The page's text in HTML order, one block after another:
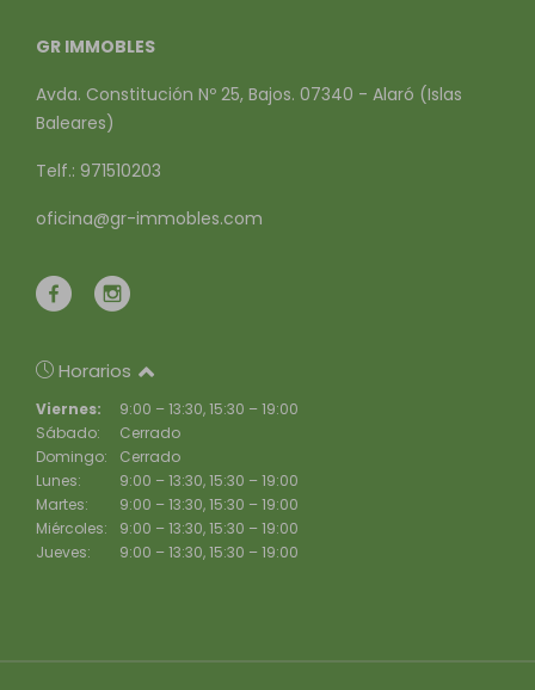
GR IMMOBLES
Avda. Constitución Nº 25, Bajos. 07340 - Alaró (Islas
Baleares)
Telf.: 971510203
oficina@gr-immobles.com
Horarios
Viernes:
9:00 – 13:30, 15:30 – 19:00
Sábado:
Cerrado
Domingo:
Cerrado
Lunes:
9:00 – 13:30, 15:30 – 19:00
Martes:
9:00 – 13:30, 15:30 – 19:00
Miércoles:
9:00 – 13:30, 15:30 – 19:00
Jueves:
9:00 – 13:30, 15:30 – 19:00